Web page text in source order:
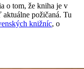
o tom, že kniha je v
požičaná. Tu
knižníc, o